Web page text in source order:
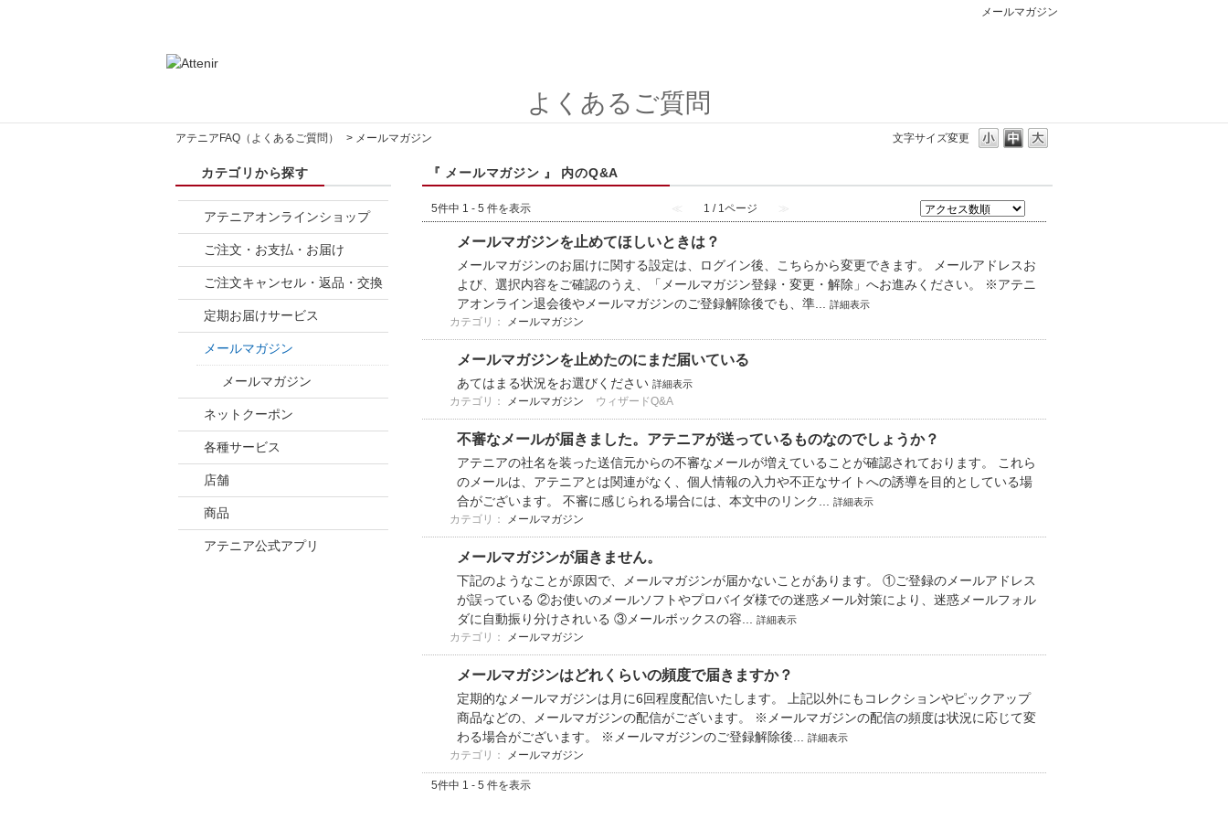
メールマガジン
よくあるご質問
文字サイズ変更
アテニアFAQ（よくあるご質問） > メールマガジン
アテニアオンラインショップ
ご注文・お支払・お届け
ご注文キャンセル・返品・交換
定期お届けサービス
メールマガジン
メールマガジン
ネットクーポン
各種サービス
店舗
商品
アテニア公式アプリ
『 メールマガジン 』 内のQ&A
5件中 1 - 5 件を表示 ≪ 1 / 1ページ ≫
メールマガジンを止めてほしいときは？
メールマガジンのお届けに関する設定は、ログイン後、こちらから変更できます。 メールアドレスお
よび、選択内容をご確認のうえ、「メールマガジン登録・変更・解除」へお進みください。 ※アテニ
アオンライン退会後やメールマガジンのご登録解除後でも、準...
詳細表示
カテゴリ： メールマガジン
メールマガジンを止めたのにまだ届いている
あてはまる状況をお選びください 詳細表示
カテゴリ： メールマガジン ウィザードQ&A
不審なメールが届きました。アテニアが送っているものなのでしょうか？
アテニアの社名を装った送信元からの不審なメールが増えていることが確認されております。 これら
のメールは、アテニアとは関連がなく、個人情報の入力や不正なサイトへの誘導を目的としている場
合がございます。 不審に感じられる場合には、本文中のリンク...
詳細表示
カテゴリ： メールマガジン
メールマガジンが届きません。
下記のようなことが原因で、メールマガジンが届かないことがあります。 ①ご登録のメールアドレス
が誤っている ②お使いのメールソフトやプロバイダ様での迷惑メール対策により、迷惑メールフォル
ダに自動振り分けされいる ③メールボックスの容...
詳細表示
カテゴリ： メールマガジン
メールマガジンはどれくらいの頻度で届きますか？
定期的なメールマガジンは月に6回程度配信いたします。 上記以外にもコレクションやピックアップ
商品などの、メールマガジンの配信がございます。 ※メールマガジンの配信の頻度は状況に応じて変
わる場合がございます。 ※メールマガジンのご登録解除後...
詳細表示
カテゴリ： メールマガジン
5件中 1 - 5 件を表示